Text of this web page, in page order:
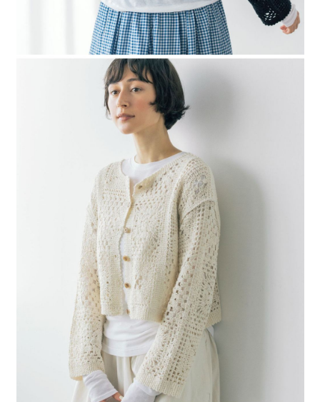
４．使用「AFTEE先享後付」時，將依據個別帳號之用戶狀況，依本公司即
時審查核予不同之上限額度；若仍有額度不足之情形，本公司將視審查結果
請求用戶進行身份認證。
５．嚴禁一人註冊多個帳號或使用他人資訊註冊。若發現惡意使用之情形，
恩沛科技股份有限公司將有權停止該用戶之使用額度並採取法律行動。